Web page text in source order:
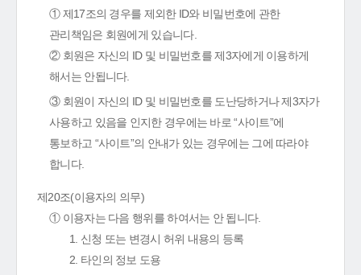
① 제17조의 경우를 제외한 ID와 비밀번호에 관한
관리책임은 회원에게 있습니다.
② 회원은 자신의 ID 및 비밀번호를 제3자에게 이용하게
해서는 안됩니다.
③ 회원이 자신의 ID 및 비밀번호를 도난당하거나 제3자가
사용하고 있음을 인지한 경우에는 바로 “사이트”에
통보하고 “사이트”의 안내가 있는 경우에는 그에 따라야
합니다.
제20조(이용자의 의무)
① 이용자는 다음 행위를 하여서는 안 됩니다.
1. 신청 또는 변경시 허위 내용의 등록
2. 타인의 정보 도용